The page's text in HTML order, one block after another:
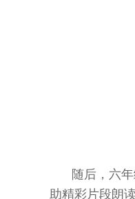
随后，六
助精彩片段朗